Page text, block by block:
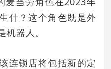
什？这个角色既是外
器人。
连锁店将包括新的定